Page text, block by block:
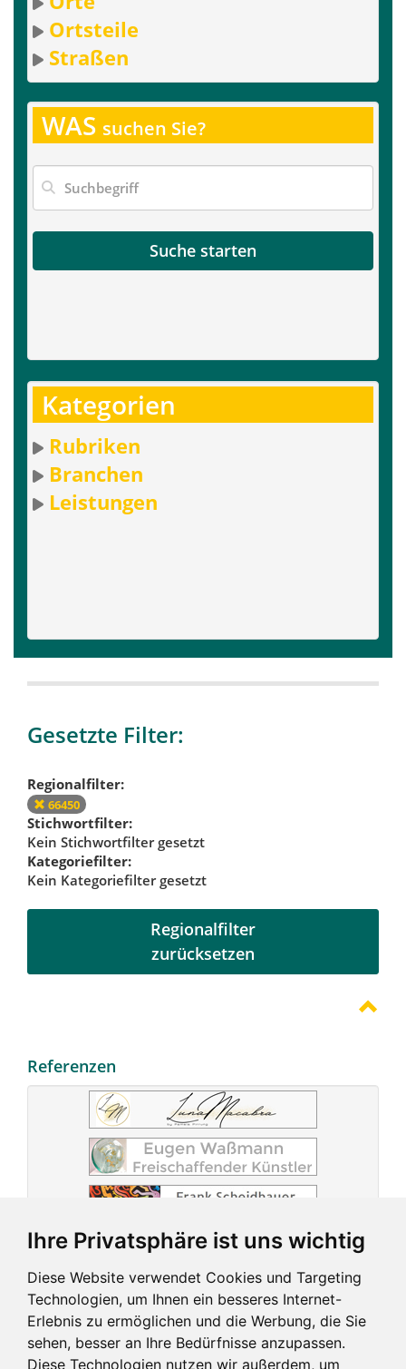
Ihre Privatsphäre ist uns wichtig
Diese Website verwendet Cookies und Targeting
Technologien, um Ihnen ein besseres Internet-
Erlebnis zu ermöglichen und die Werbung, die Sie
sehen, besser an Ihre Bedürfnisse anzupassen.
Diese Technologien nutzen wir außerdem, um
Ortsteile
Straßen
WAS suchen Sie?
Suche starten
Kategorien
Rubriken
Branchen
Leistungen
Gesetzte Filter:
Regionalfilter:
66450
Stichwortfilter:
Kein Stichwortfilter gesetzt
Kategoriefilter:
Kein Kategoriefilter gesetzt
Regionalfilter
zurücksetzen
Referenzen